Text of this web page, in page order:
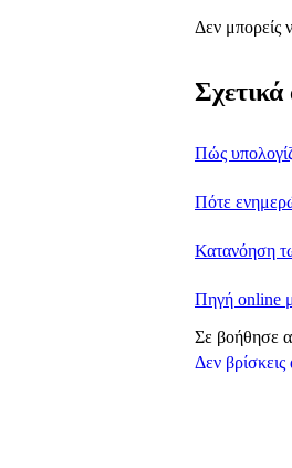
Δεν
Δεν μπορείς
Πώς
Πότε
Κατανόηση
Πηγή online
Σε βοήθησε